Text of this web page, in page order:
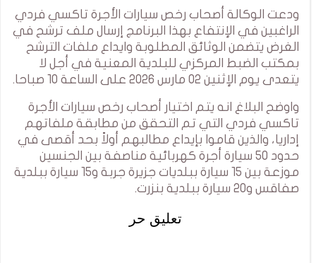
ودعت الوكالة أصحاب رخص سيارات الأجرة تاكسي فردي
الراغبين في الإنتفاع بهذا البرنامج إرسال ملف ترشح في
الغرض يتضمن الوثائق المطلوبة وايداع ملفات الترشح
بمكتب الضبط المركزي للبلدية المعنية في أجل لا
يتعدى يوم الإثنين 02 مارس 2026 على الساعة 10 صباحا.
واوضح البلاغ انه يتم اختيار أصحاب رخص سيارات الأجرة
تاكسي فردي التي تم التحقق من مطابقة ملفاتهم
إداريا، والذين قاموا بإيداع مطالبهم أولاً بحد أقصى في
حدود 50 سيارة أجرة كهربائية مناصفة بين الجنسين
موزعة بين 15 سيارة ببلديات جزيرة جربة و15 سيارة ببلدية
صفاقس و20 سيارة ببلدية بنزرت.
تعليق حر